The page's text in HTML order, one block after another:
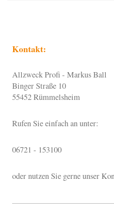
Kontakt:
Allzweck Profi - Markus Ball
Binger Straße 10
55452Rümmelsheim
Rufen Sie einfach an unter:
06721 - 153100
oder nutzen Sie gerne unser